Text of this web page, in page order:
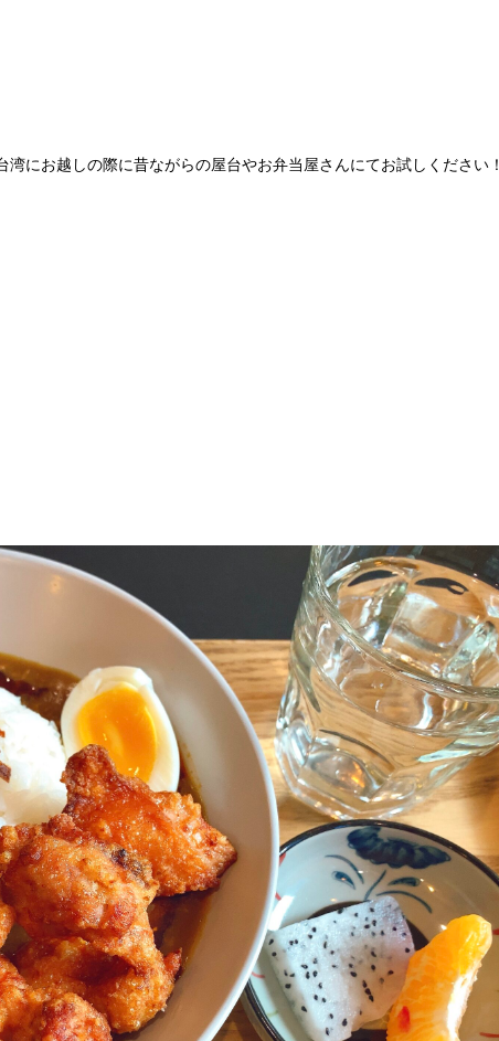
にお越しの際に昔ながらの屋台やお弁当屋さんにてお試しください！